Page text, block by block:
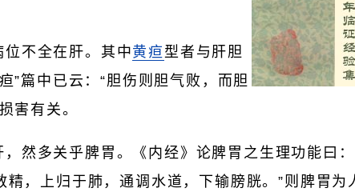
不全在肝。其中黄疸 型者与肝胆
”篇中已云：“胆伤则胆气败，而胆
害有关。
然多关乎脾胃。《内经》论脾胃之生理功能曰：
，上归于肺，通调水道，下输膀胱。”则脾胃为